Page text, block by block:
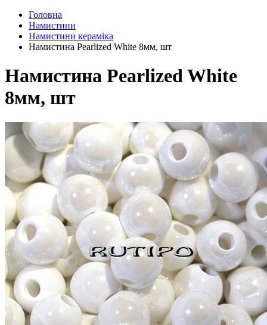
Головна
Намистини
Намистини кераміка
Намистина Pearlized White 8мм, шт
Намистина Pearlized White
8мм, шт